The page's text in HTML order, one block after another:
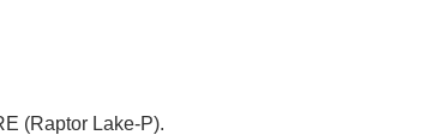
(Raptor Lake-P).